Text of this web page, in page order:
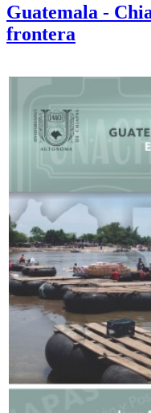
Guatemala -
frontera